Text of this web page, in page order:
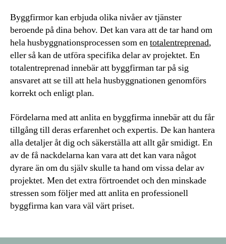
Byggfirmor kan erbjuda olika nivåer av tjänster
beroende på dina behov. Det kan vara att de tar hand om
hela husbyggnationsprocessen som entotalentreprenad,
eller så kan de utföra specifika delar av projektet. En
totalentreprenad innebär att byggfirman tar på sig
ansvaret att se till att hela husbyggnationen genomförs
korrekt och enligt plan.
Fördelarna med att anlita en byggfirma innebär att du får
tillgång till deras erfarenhet och expertis. De kan hantera
alla detaljer åt dig och säkerställa att allt går smidigt. En
av de få nackdelarna kan vara att det kan vara något
dyrare än om du själv skulle ta hand om vissa delar av
projektet. Men det extra förtroendet och den minskade
stressen som följer med att anlita en professionell
byggfirma kan vara väl värt priset.